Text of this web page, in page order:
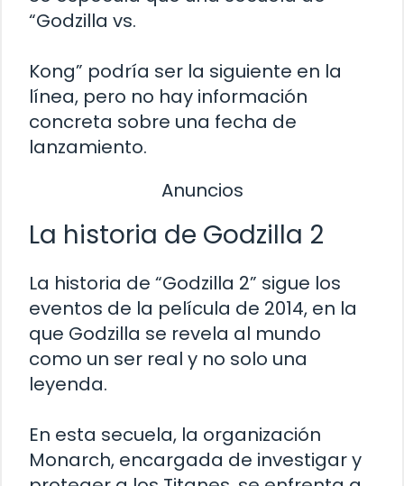
“Godzilla vs.
Kong” podría ser la siguiente en la
línea, pero no hay información
concreta sobre una fecha de
lanzamiento.
Anuncios
La historia de Godzilla 2
La historia de “Godzilla 2” sigue los
eventos de la película de 2014, en la
que Godzilla se revela al mundo
como un ser real y no solo una
leyenda.
En esta secuela, la organización
Monarch, encargada de investigar y